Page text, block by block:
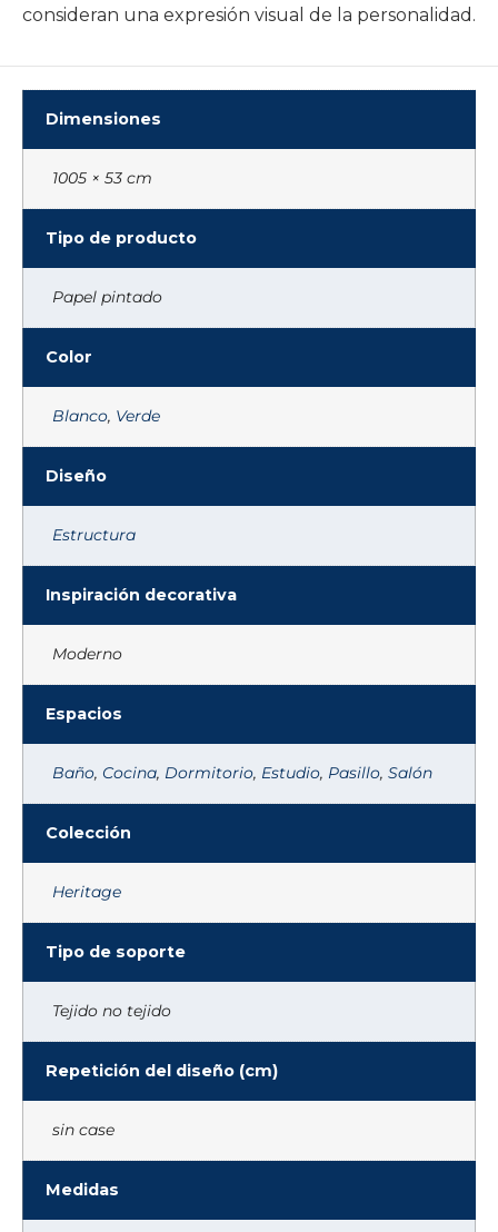
consideran una expresión visual de la personalidad.
Dimensiones
1005 × 53 cm
Tipo de producto
Papel pintado
Color
Blanco, Verde
Diseño
Estructura
Inspiración decorativa
Moderno
Espacios
Baño, Cocina, Dormitorio, Estudio, Pasillo, Salón
Colección
Heritage
Tipo de soporte
Tejido no tejido
Repetición del diseño (cm)
sin case
Medidas